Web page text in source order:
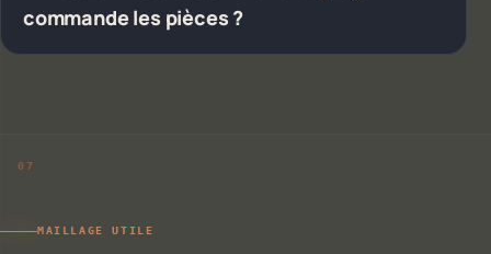
commande les pièces ?
MAILLAGE UTILE